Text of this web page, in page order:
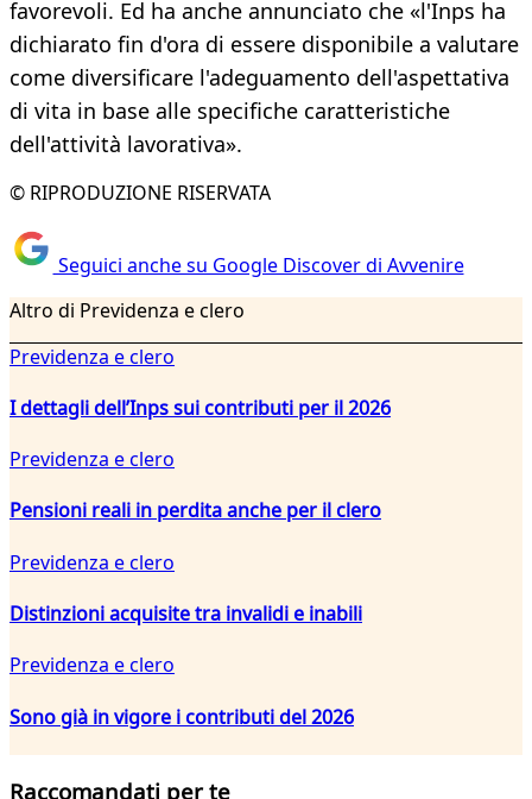
favorevoli. Ed ha anche annunciato che «l'Inps ha
dichiarato fin d'ora di essere disponibile a valutare
come diversificare l'adeguamento dell'aspettativa
di vita in base alle specifiche caratteristiche
dell'attività lavorativa».
© RIPRODUZIONE RISERVATA
Seguici anche su Google Discover di Avvenire
Altro di Previdenza e clero
Previdenza e clero
I dettagli dell’Inps sui contributi per il 2026
Previdenza e clero
Pensioni reali in perdita anche per il clero
Previdenza e clero
Distinzioni acquisite tra invalidi e inabili
Previdenza e clero
Sono già in vigore i contributi del 2026
Raccomandati per te